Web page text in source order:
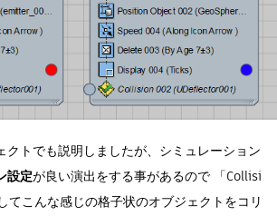
クトでも説明しましたが、シミュレーション
設定が良い演出をする事があるので 「Collisi
てこんな感じの格子状のオブジェクトをコリ